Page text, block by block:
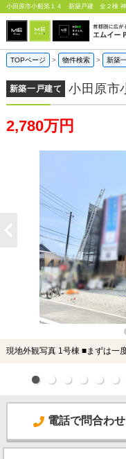
TOPページ > 物件検索 > 新築
新築一戸建て 小田原
2,780万円
現地外観写真 1号棟 ■まずは一
電話で問合わせ